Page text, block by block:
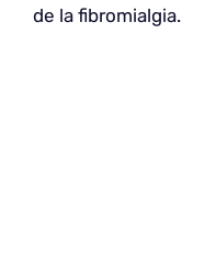
de la fibromialgia.